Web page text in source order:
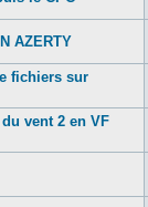
AZERTY
fichiers sur
vent 2 en VF